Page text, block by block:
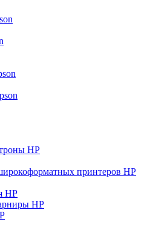
HP
принтеров HP
HP
HP